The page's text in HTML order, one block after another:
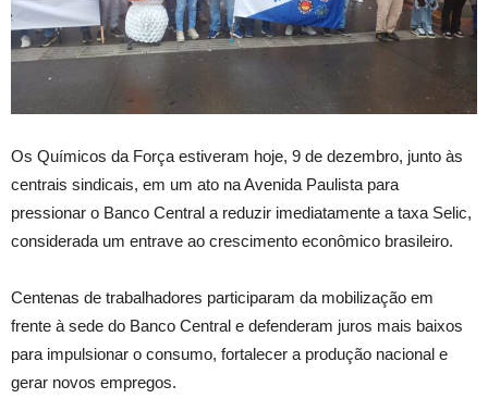
Os Químicos da Força estiveram hoje, 9 de dezembro, junto às
centrais sindicais, em um ato na Avenida Paulista para
pressionar o Banco Central a reduzir imediatamente a taxa Selic,
considerada um entrave ao crescimento econômico brasileiro.
Centenas de trabalhadores participaram da mobilização em
frente à sede do Banco Central e defenderam juros mais baixos
para impulsionar o consumo, fortalecer a produção nacional e
gerar novos empregos.